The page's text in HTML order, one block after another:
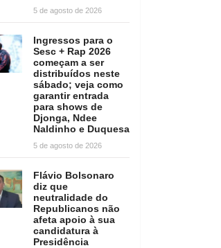
5 de agosto de 2026
Ingressos para o
Sesc + Rap 2026
começam a ser
distribuídos neste
sábado; veja como
garantir entrada
para shows de
Djonga, Ndee
Naldinho e Duquesa
5 de agosto de 2026
Flávio Bolsonaro
diz que
neutralidade do
Republicanos não
afeta apoio à sua
candidatura à
Presidência